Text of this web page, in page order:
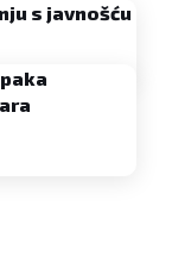
s javnošću